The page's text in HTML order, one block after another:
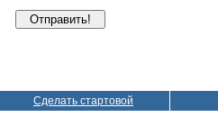
Сделать стартовой